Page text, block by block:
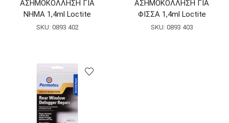
ΑΣΗΜΟΚΟΛΛΗΣΗ ΓΙΑ
ΝΗΜΑ 1,4ml Loctite
SKU: 0893 402
ΑΣΗΜΟΚΟΛΛΗΣΗ ΓΙΑ
ΦΙΣΣΑ 1,4ml Loctite
SKU: 0893 403